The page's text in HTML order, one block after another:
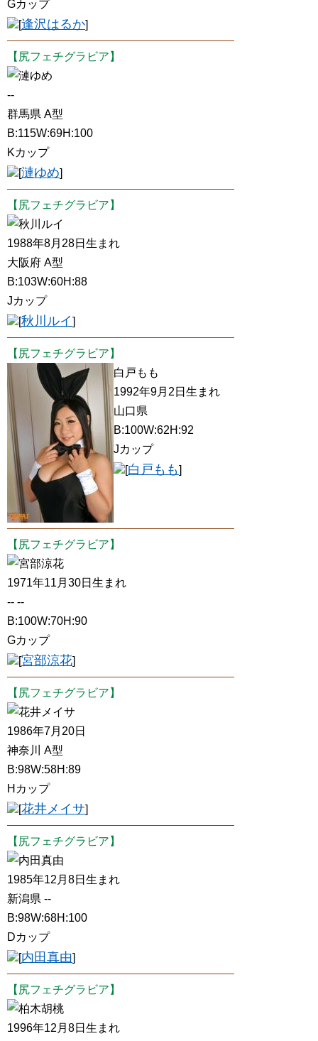
Gカップ
[逢沢はるか]
【尻フェチグラビア】
漣ゆめ
--
群馬県 A型
B:115W:69H:100
Kカップ
[漣ゆめ]
【尻フェチグラビア】
秋川ルイ
1988年8月28日生まれ
大阪府 A型
B:103W:60H:88
Jカップ
[秋川ルイ]
【尻フェチグラビア】
白戸もも
1992年9月2日生まれ
山口県
B:100W:62H:92
Jカップ
[白戸もも]
【尻フェチグラビア】
宮部涼花
1971年11月30日生まれ
-- --
B:100W:70H:90
Gカップ
[宮部涼花]
【尻フェチグラビア】
花井メイサ
1986年7月20日
神奈川 A型
B:98W:58H:89
Hカップ
[花井メイサ]
【尻フェチグラビア】
内田真由
1985年12月8日生まれ
新潟県 --
B:98W:68H:100
Dカップ
[内田真由]
【尻フェチグラビア】
柏木胡桃
1996年12月8日生まれ